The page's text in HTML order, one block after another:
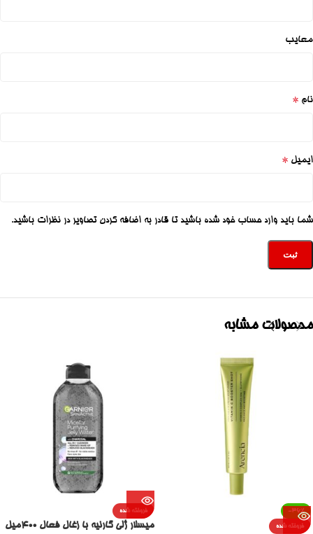
معایب
نام *
ایمیل *
شما باید وارد حساب خود شده باشید تا قادر به اضافه کردن تصاویر در نظرات باشید.
محصولات مشابه
-36%
فروخته شده
فروخته شده
میسلار ژلی گارنیه با زغال فعال 400میل